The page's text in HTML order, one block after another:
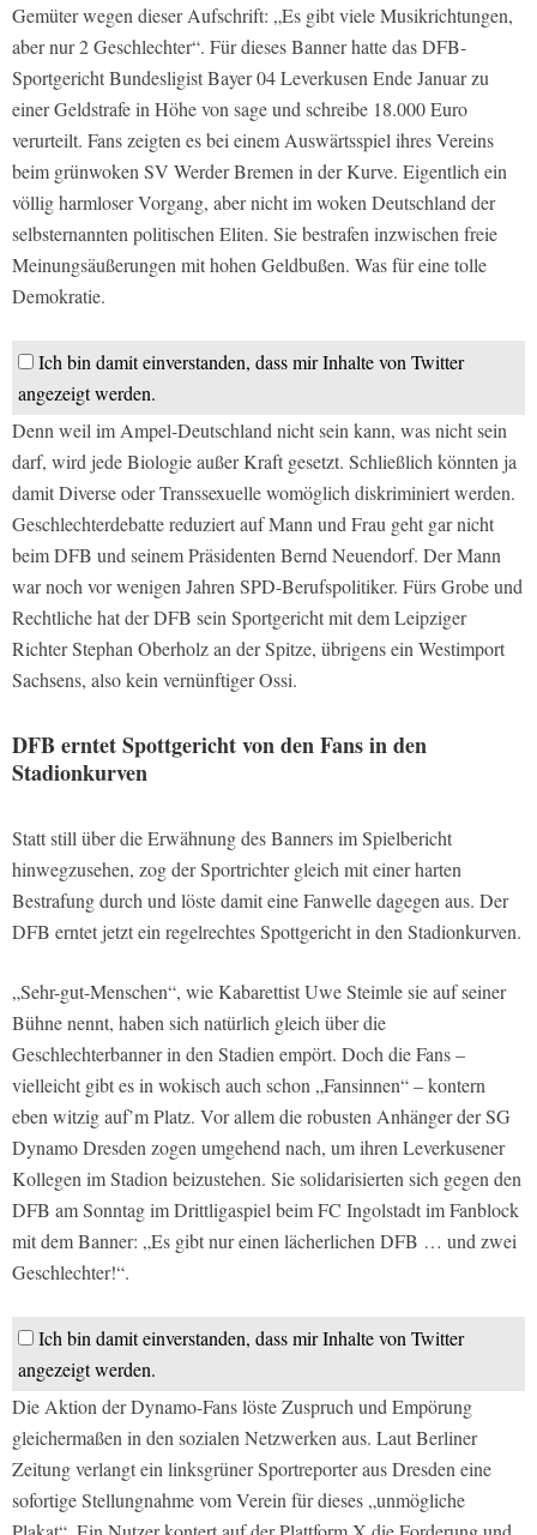
Gemüter wegen dieser Aufschrift: „Es gibt viele Musikrichtungen,
aber nur 2 Geschlechter“. Für dieses Banner hatte das DFB-
Sportgericht Bundesligist Bayer 04 Leverkusen Ende Januar zu
einer Geldstrafe in Höhe von sage und schreibe 18.000 Euro
verurteilt. Fans zeigten es bei einem Auswärtsspiel ihres Vereins
beim grünwoken SV Werder Bremen in der Kurve. Eigentlich ein
völlig harmloser Vorgang, aber nicht im woken Deutschland der
selbsternannten politischen Eliten. Sie bestrafen inzwischen freie
Meinungsäußerungen mit hohen Geldbußen. Was für eine tolle
Demokratie.
Ich bin damit einverstanden, dass mir Inhalte von Twitter
angezeigt werden.
Denn weil im Ampel-Deutschland nicht sein kann, was nicht sein
darf, wird jede Biologie außer Kraft gesetzt. Schließlich könnten ja
damit Diverse oder Transsexuelle womöglich diskriminiert werden.
Geschlechterdebatte reduziert auf Mann und Frau geht gar nicht
beim DFB und seinem Präsidenten Bernd Neuendorf. Der Mann
war noch vor wenigen Jahren SPD-Berufspolitiker. Fürs Grobe und
Rechtliche hat der DFB sein Sportgericht mit dem Leipziger
Richter Stephan Oberholz an der Spitze, übrigens ein Westimport
Sachsens, also kein vernünftiger Ossi.
DFB erntet Spottgericht von den Fans in den
Stadionkurven
Statt still über die Erwähnung des Banners im Spielbericht
hinwegzusehen, zog der Sportrichter gleich mit einer harten
Bestrafung durch und löste damit eine Fanwelle dagegen aus. Der
DFB erntet jetzt ein regelrechtes Spottgericht in den Stadionkurven.
„Sehr-gut-Menschen“, wie Kabarettist Uwe Steimle sie auf seiner
Bühne nennt, haben sich natürlich gleich über die
Geschlechterbanner in den Stadien empört. Doch die Fans –
vielleicht gibt es in wokisch auch schon „Fansinnen“ – kontern
eben witzig auf’m Platz. Vor allem die robusten Anhänger der SG
Dynamo Dresden zogen umgehend nach, um ihren Leverkusener
Kollegen im Stadion beizustehen. Sie solidarisierten sich gegen den
DFB am Sonntag im Drittligaspiel beim FC Ingolstadt im Fanblock
mit dem Banner: „Es gibt nur einen lächerlichen DFB … und zwei
Geschlechter!“.
Ich bin damit einverstanden, dass mir Inhalte von Twitter
angezeigt werden.
Die Aktion der Dynamo-Fans löste Zuspruch und Empörung
gleichermaßen in den sozialen Netzwerken aus. Laut Berliner
Zeitung verlangt ein linksgrüner Sportreporter aus Dresden eine
sofortige Stellungnahme vom Verein für dieses „unmögliche